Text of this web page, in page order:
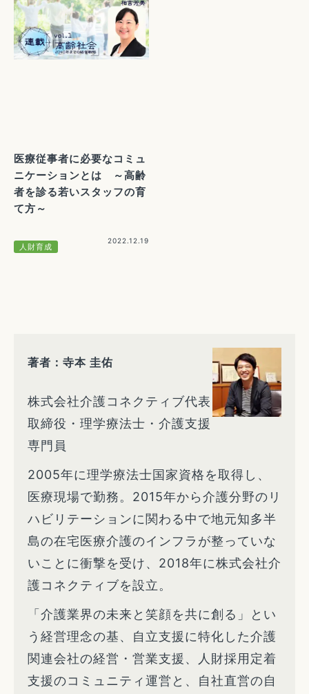
医療従事者に必要なコミュ
ニケーションとは ～高齢
者を診る若いスタッフの育
て方～
人財育成
2022.12.19
著者：寺本 圭佑
株式会社介護コネクティブ代表
取締役・理学療法士・介護支援
専門員
2005年に理学療法士国家資格を取得し、
医療現場で勤務。2015年から介護分野のリ
ハビリテーションに関わる中で地元知多半
島の在宅医療介護のインフラが整っていな
いことに衝撃を受け、2018年に株式会社介
護コネクティブを設立。
「介護業界の未来と笑顔を共に創る」とい
う経営理念の基、自立支援に特化した介護
関連会社の経営・営業支援、人財採用定着
支援のコミュニティ運営と、自社直営の自